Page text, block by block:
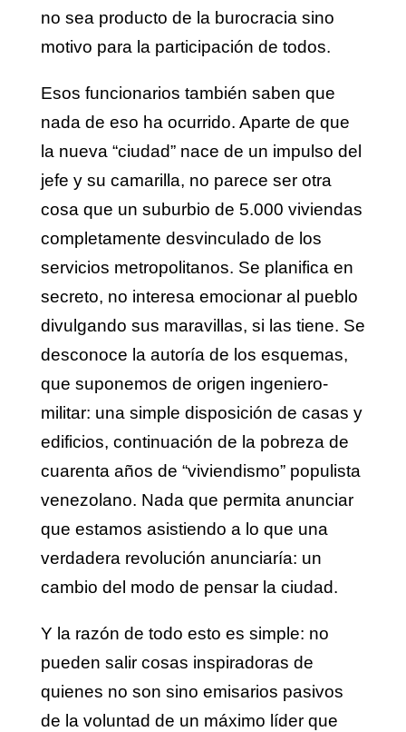
no sea producto de la burocracia sino
motivo para la participación de todos.
Esos funcionarios también saben que
nada de eso ha ocurrido. Aparte de que
la nueva “ciudad” nace de un impulso del
jefe y su camarilla, no parece ser otra
cosa que un suburbio de 5.000 viviendas
completamente desvinculado de los
servicios metropolitanos. Se planifica en
secreto, no interesa emocionar al pueblo
divulgando sus maravillas, si las tiene. Se
desconoce la autoría de los esquemas,
que suponemos de origen ingeniero-
militar: una simple disposición de casas y
edificios, continuación de la pobreza de
cuarenta años de “viviendismo” populista
venezolano. Nada que permita anunciar
que estamos asistiendo a lo que una
verdadera revolución anunciaría: un
cambio del modo de pensar la ciudad.
Y la razón de todo esto es simple: no
pueden salir cosas inspiradoras de
quienes no son sino emisarios pasivos
de la voluntad de un máximo líder que